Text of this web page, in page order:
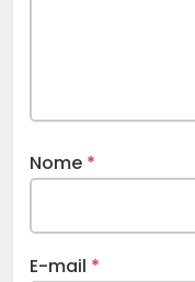
Nome *
E-mail *